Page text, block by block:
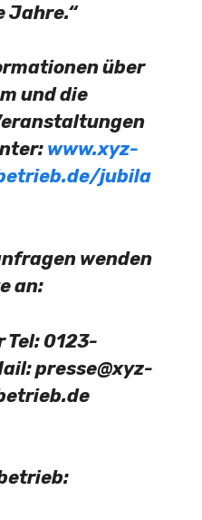
Jahre.“
über
und die
www.xyz-
jubila
wenden
an:
Tel: 0123-
presse@xyz-